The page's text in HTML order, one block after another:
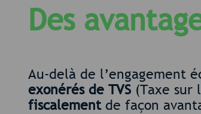
Des
Au-delà de l’engagement
exonérés de TVS (Taxe sur
fiscalementde façon